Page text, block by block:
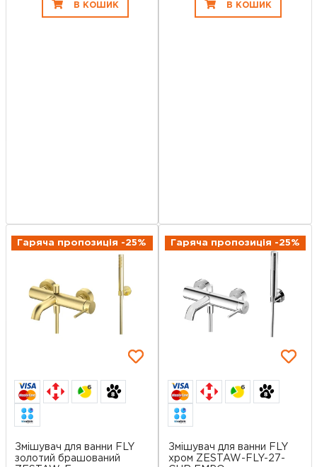
В КОШИК В КОШИК
Гаряча пропозиція -25%
6
Змішувач для ванни FLY
золотий брашований
Гаряча пропозиція -25%
6
Змішувач для ванни FLY
хром ZESTAW-FLY-27-